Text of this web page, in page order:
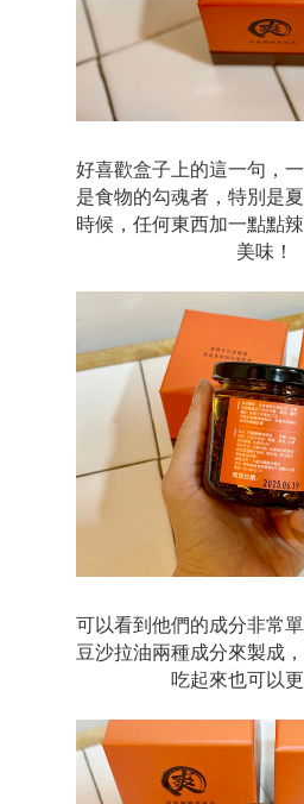
好喜歡盒子上的這一句，
是食物的勾魂者，特別是
時候，任何東西加一點點
美味！
可以看到他們的成分非常
豆沙拉油兩種成分來製成
吃起來也可以更